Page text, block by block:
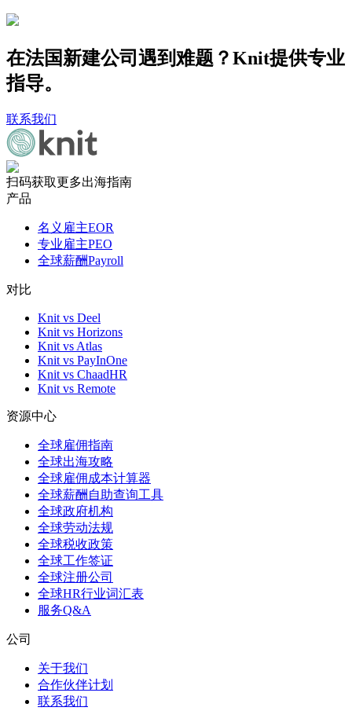
在法国新建公司遇到难题？Knit提供专业
指导。
联系我们
扫码获取更多出海指南
产品
名义雇主EOR
专业雇主PEO
全球薪酬Payroll
对比
Knit vs Deel
Knit vs Horizons
Knit vs Atlas
Knit vs PayInOne
Knit vs ChaadHR
Knit vs Remote
资源中心
全球雇佣指南
全球出海攻略
全球雇佣成本计算器
全球薪酬自助查询工具
全球政府机构
全球劳动法规
全球税收政策
全球工作签证
全球注册公司
全球HR行业词汇表
服务Q&A
公司
关于我们
合作伙伴计划
联系我们